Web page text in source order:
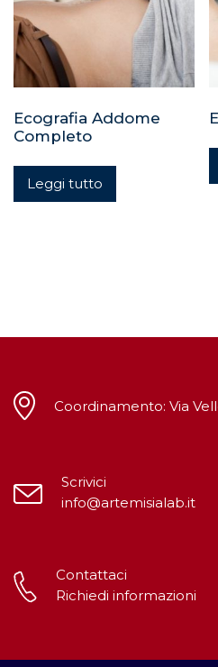
Ecografia Addome
Completo
Leggi tutto
Coordinamento: Via
Scrivici
info@artemisialab.it
Contattaci
Richiedi informazioni